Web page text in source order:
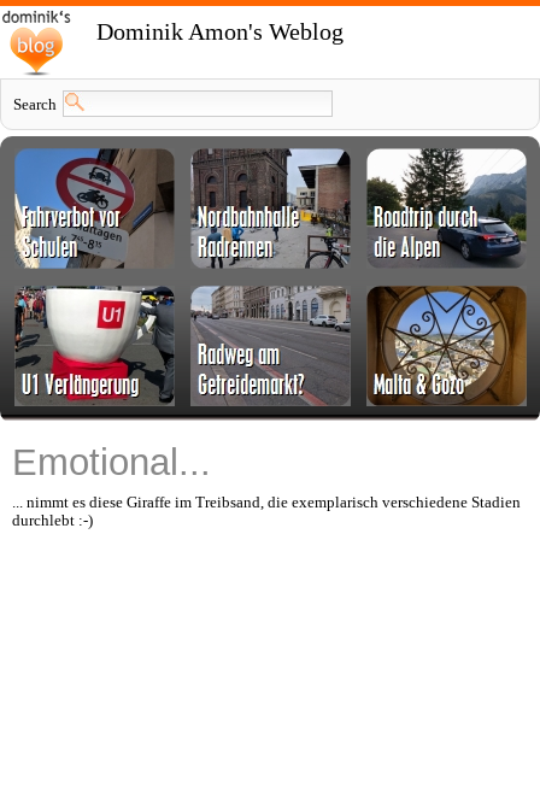
Dominik Amon's Weblog
Search
Emotional...
... nimmt es diese Giraffe im Treibsand, die exemplarisch verschiedene Stadien
durchlebt :-)